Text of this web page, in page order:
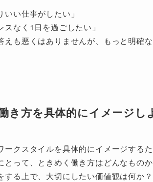
いい仕事がしたい」
スなく1日を過ごしたい」
えも悪くはありませんが、もっと明確
き方を具体的にイメージし
ークスタイルを具体的にイメージするた
とって、ときめく働き方はどんなものか
する上で、大切にしたい価値観は何か